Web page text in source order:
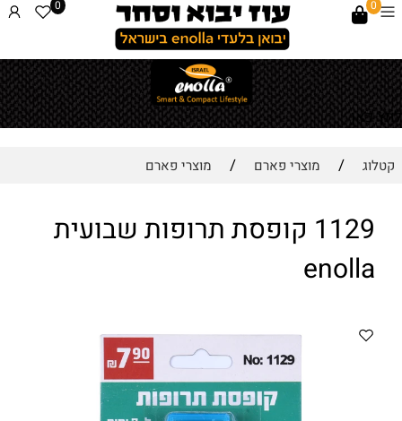
לחץ כאן
0
0
קטלוג / מוצרי פארם / מוצרי פארם
1129 קופסת תרופות שבועית
enolla